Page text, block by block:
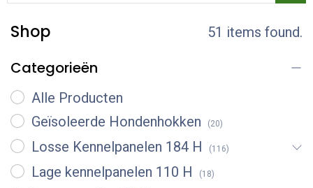
Shop 51 items found.
Categorieën
Alle Producten
Geïsoleerde Hondenhokken
(20)
Losse Kennelpanelen 184 H (116)
Lage kennelpanelen 110 H (18)